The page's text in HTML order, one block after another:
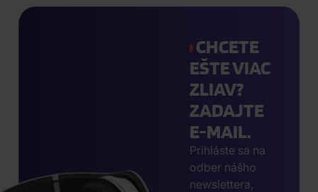
CHCETE
EŠTE VIAC
ZLIAV?
ZADAJTE
E-MAIL.
Prihláste sa na
odber nášho
newslettera,